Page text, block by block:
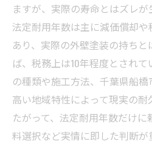
る影響
外壁塗装を長持ちさ
対策
外壁塗装と海風・湿
外壁塗装の耐用年数
ツ
外壁塗装の実例から
ますが、実際の寿命とはズレが
法定耐用年数は主に減価償却
あり、実際の外壁塗装の持ち
ば、税務上は10年程度とされ
の種類や施工方法、千葉県船
高い地域特性によって現実の耐
たがって、法定耐用年数だけ
料選択など実情に即した判断が